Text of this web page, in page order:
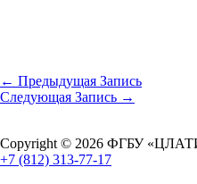
← Предыдущая Запись
Следующая Запись →
Copyright © 2026 ФГБУ
+7 (812) 313-77-17